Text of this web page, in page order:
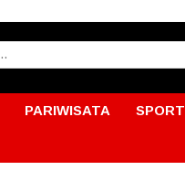
PARIWISATA SPORT